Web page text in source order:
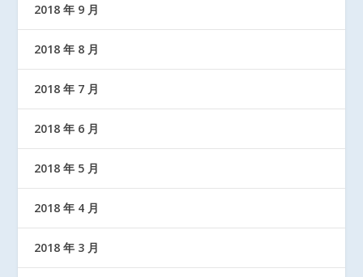
2018 年 9 月
2018 年 8 月
2018 年 7 月
2018 年 6 月
2018 年 5 月
2018 年 4 月
2018 年 3 月